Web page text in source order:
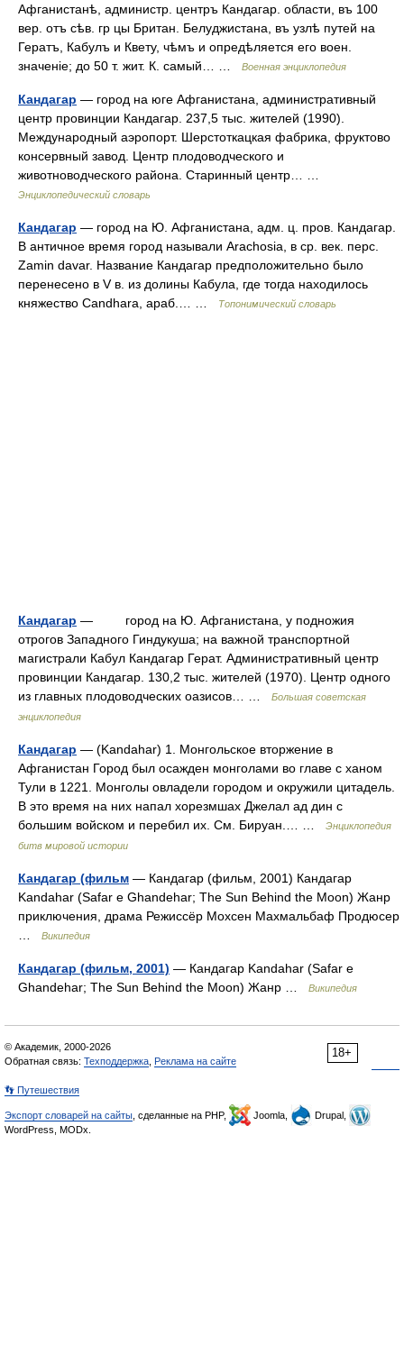
Афганистанѣ, администр. центръ Кандагар. области, въ 100
вер. отъ сѣв. гр цы Британ. Белуджистана, въ узлѣ путей на
Гератъ, Кабулъ и Квету, чѣмъ и опредѣляется его воен.
значеніе; до 50 т. жит. К. самый… …
Военная энциклопедия
Кандагар — город на юге Афганистана, административный
центр провинции Кандагар. 237,5 тыс. жителей (1990).
Международный аэропорт. Шерстоткацкая фабрика, фруктово
консервный завод. Центр плодоводческого и
животноводческого района. Старинный центр… …
Энциклопедический словарь
Кандагар — город на Ю. Афганистана, адм. ц. пров. Кандагар.
В античное время город называли Arachosia, в ср. век. перс.
Zamin davar. Название Кандагар предположительно было
перенесено в V в. из долины Кабула, где тогда находилось
княжество Candhara, араб.… …
Топонимический словарь
Кандагар — город на Ю. Афганистана, у подножия
отрогов Западного Гиндукуша; на важной транспортной
магистрали Кабул Кандагар Герат. Административный центр
провинции Кандагар. 130,2 тыс. жителей (1970). Центр одного
из главных плодоводческих оазисов… …
Большая советская
энциклопедия
Кандагар — (Kandahar) 1. Монгольское вторжение в
Афганистан Город был осажден монголами во главе с ханом
Тули в 1221. Монголы овладели городом и окружили цитадель.
В это время на них напал хорезмшах Джелал ад дин с
большим войском и перебил их. См. Бируан.… …
Энциклопедия
битв мировой истории
Кандагар (фильм — Кандагар (фильм, 2001) Кандагар
Kandahar (Safar e Ghandehar; The Sun Behind the Moon) Жанр
приключения, драма Режиссёр Мохсен Махмальбаф Продюсер
Википедия
Кандагар (фильм, 2001) — Кандагар Kandahar (Safar e
Ghandehar; The Sun Behind the Moon) Жанр …
Википедия
18+
© Академик, 2000-2026
Обратная связь: Техподдержка Реклама на сайте
👣 Путешествия
Экспорт словарей на сайты , сделанные на PHP, Joomla,
Drupal,
WordPress, MODx.